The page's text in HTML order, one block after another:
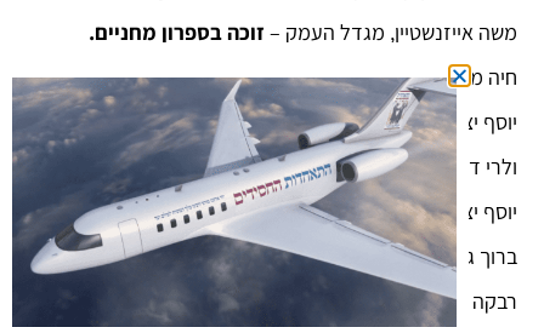
משה אייזנשטיין, מגדל העמק – זוכה בספרון מחניים.
חיה מושקא ווילשנסקי, צפת –זוכה בספרון מחניים.
יוסף יצחק קאיקוב, נחלת הר חב"ד- זוכה בספרון מחניים.
ולרי דוד יהודה ניקיטין –זוכה בספרון מחניים.
יוסף יצחק לוי, צפת-
זוכה בספרון מחניים.
ברוך גוטליב, חדרה –
זוכה בספרון מחניים
רבקה שובל, צפת –
זוכה בספרון מחניים.